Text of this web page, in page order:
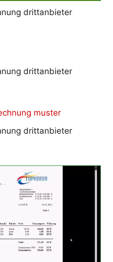
drittanbieter
drittanbieter
drittanbieter